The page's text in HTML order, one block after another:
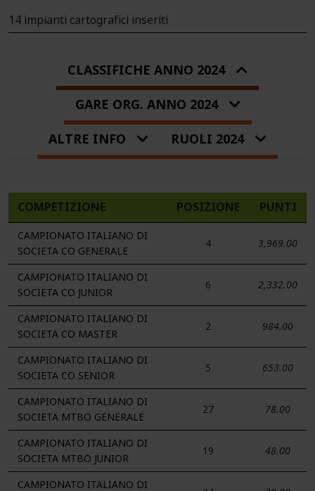
14 impianti cartografici inseriti
CLASSIFICHE ANNO 2024
GARE ORG. ANNO 2024
ALTRE INFO
RUOLI 2024
COMPETIZIONE POSIZIONE PUNTI
CAMPIONATO ITALIANO DI
SOCIETA CO GENERALE
4 3,969.00
CAMPIONATO ITALIANO DI
SOCIETA CO JUNIOR
6 2,332.00
CAMPIONATO ITALIANO DI
SOCIETA CO MASTER
2 984.00
CAMPIONATO ITALIANO DI
SOCIETA CO SENIOR
5 653.00
CAMPIONATO ITALIANO DI
SOCIETA MTBO GENERALE
27 78.00
CAMPIONATO ITALIANO DI
SOCIETA MTBO JUNIOR
19 48.00
CAMPIONATO ITALIANO DI